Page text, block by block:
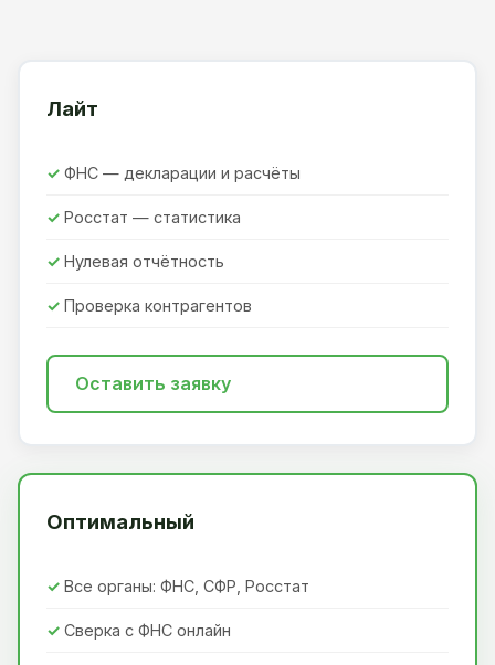
Лайт
ФНС — декларации и расчёты
Росстат — статистика
Нулевая отчётность
Проверка контрагентов
Оставить заявку
Оптимальный
Все органы: ФНС, СФР, Росстат
Сверка с ФНС онлайн